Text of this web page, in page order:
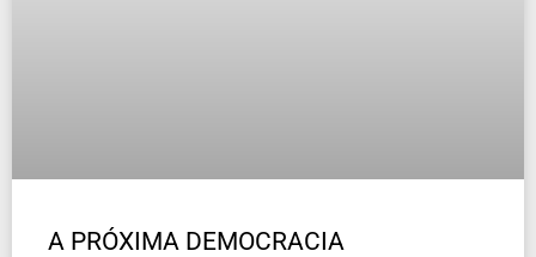
A PRÓXIMA DEMOCRACIA